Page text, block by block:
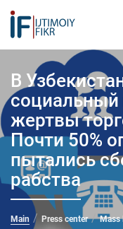
В
социальный
жертвы
Почти 50%
пытались
рабства
Main Press center
Mass